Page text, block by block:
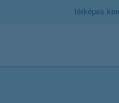
térképes